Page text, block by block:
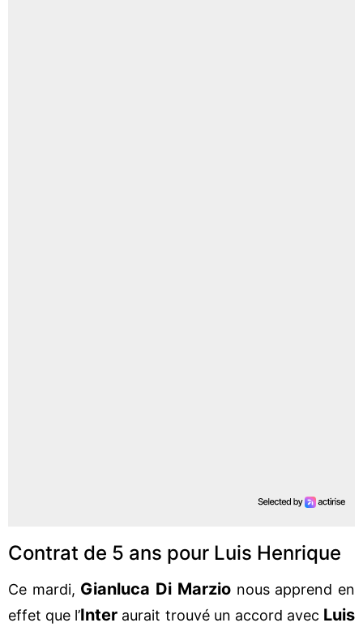
Contrat de 5 ans pour Luis Henrique
Ce mardi, Gianluca Di Marzionous apprend en
effet que l’Inter aurait trouvé un accord avec Luis